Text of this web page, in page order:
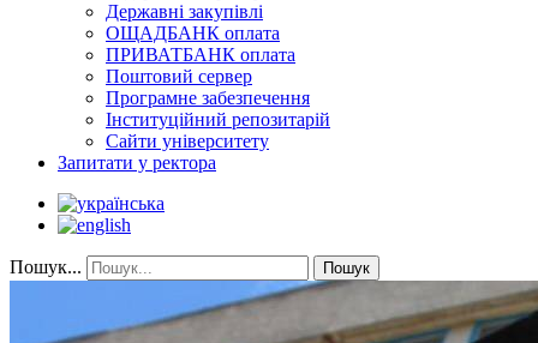
Державні закупівлі
ОЩАДБАНК оплата
ПРИВАТБАНК оплата
Поштовий сервер
Програмне забезпечення
Інституційний репозитарій
Сайти університету
Запитати у ректора
Пошук... Пошук